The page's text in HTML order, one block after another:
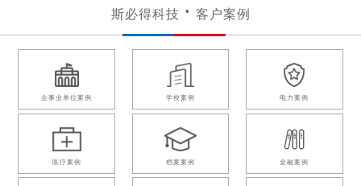
斯必得科技 客户案例
企事业单位案例 学校案例 电力案例
医疗案例 档案案例 金融案例